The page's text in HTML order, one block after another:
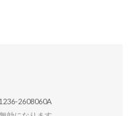
2608060A